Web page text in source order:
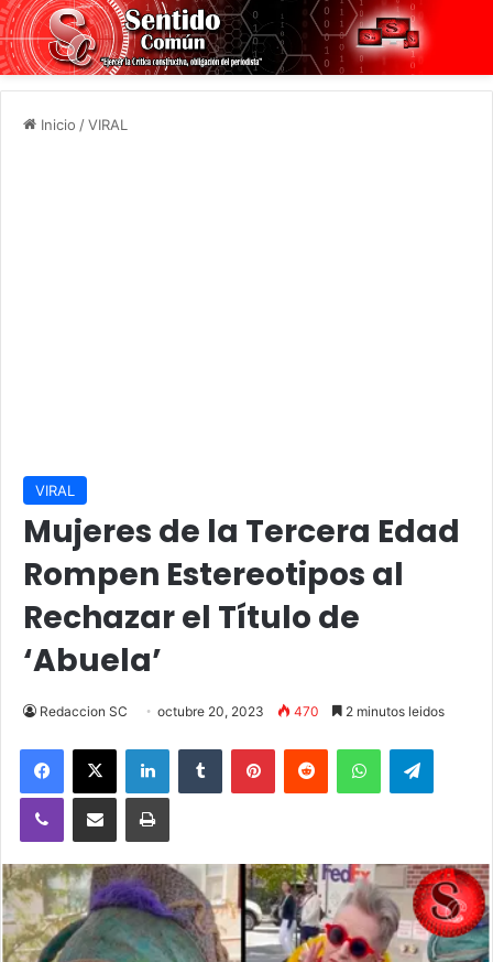
Inicio /VIRAL
VIRAL
Mujeres de la Tercera Edad
Rompen Estereotipos al
Rechazar el Título de
‘Abuela’
Redaccion SC octubre 20, 2023 470 2 minutos leidos
Facebook
X LinkedInTumblr PinterestReddit WhatsApp
Viber Compartir vía email Imprimir